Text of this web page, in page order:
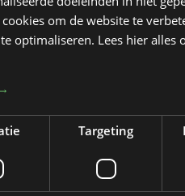
om de website te
optimaliseren. Lees hier alles
Targeting